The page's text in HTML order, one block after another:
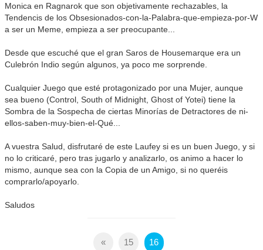
Monica en Ragnarok que son objetivamente rechazables, la
Tendencis de los Obsesionados-con-la-Palabra-que-empieza-por-W
a ser un Meme, empieza a ser preocupante...
Desde que escuché que el gran Saros de Housemarque era un
Culebrón Indio según algunos, ya poco me sorprende.
Cualquier Juego que esté protagonizado por una Mujer, aunque
sea bueno (Control, South of Midnight, Ghost of Yotei) tiene la
Sombra de la Sospecha de ciertas Minorías de Detractores de ni-
ellos-saben-muy-bien-el-Qué...
A vuestra Salud, disfrutaré de este Laufey si es un buen Juego, y si
no lo criticaré, pero tras jugarlo y analizarlo, os animo a hacer lo
mismo, aunque sea con la Copia de un Amigo, si no queréis
comprarlo/apoyarlo.
Saludos
« 15 16